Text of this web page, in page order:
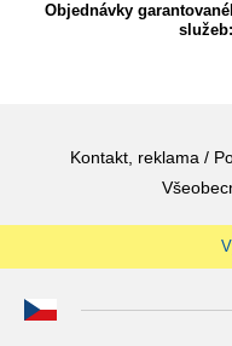
Objednávky
služeb:
Kontakt, reklama /